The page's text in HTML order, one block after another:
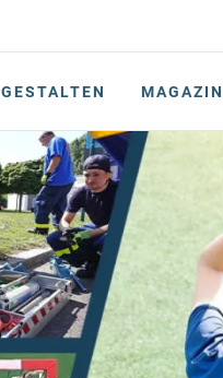
GESTALTEN MAGAZIN